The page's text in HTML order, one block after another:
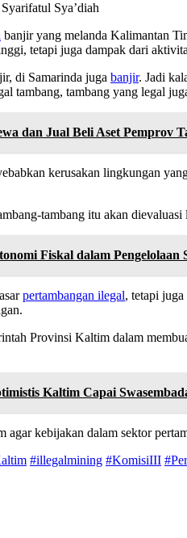
Sya’diah
banjir yang melanda Kalimantan
tetapi juga dampak dari
di Samarinda juga banjir. Jadi
tambang, tambang yang legal
dan Jual Beli Aset Pemprov
kerusakan lingkungan
tambang itu akan
Fiskal dalam Pengelolaan
pertambangan ilegal, tetapi
Provinsi Kaltim dalam
Kaltim Capai
agar kebijakan dalam sektor
#illegalmining #KomisiIII